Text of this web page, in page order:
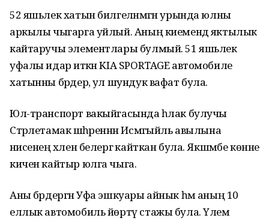
52 яшьлек хатын билгеләнмәгән урында юлны
аркылы чыгарга уйлый. Аның киемендә яктылык
кайтаручы элементлары булмый. 51 яшьлек
уфалы идарә иткән KIA SPORTAGE автомобиле
хатынны бәрдерә, ул шундук вафат була.
Юл-транспорт вакыйгасында һәлак булучы
Стәрлетамак шәһәреннән Исмәгыйль авылына
әнисенең хәлен белергә кайткан була. Якшәмбе көнне
кичен кайтыр юлга чыга.
Аны бәрдергән Уфа эшкуары айнык һәм аның 10
еллык автомобиль йөртү стажы була. Үлем